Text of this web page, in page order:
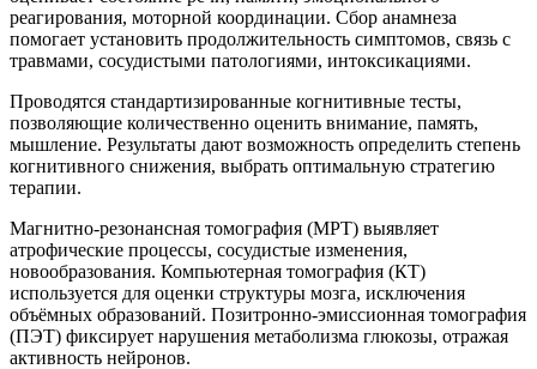
реагирования, моторной координации. Сбор анамнеза
помогает установить продолжительность симптомов, связь с
травмами, сосудистыми патологиями, интоксикациями.
Проводятся стандартизированные когнитивные тесты,
позволяющие количественно оценить внимание, память,
мышление. Результаты дают возможность определить степень
когнитивного снижения, выбрать оптимальную стратегию
терапии.
Магнитно-резонансная томография (МРТ) выявляет
атрофические процессы, сосудистые изменения,
новообразования. Компьютерная томография (КТ)
используется для оценки структуры мозга, исключения
объёмных образований. Позитронно-эмиссионная томография
(ПЭТ) фиксирует нарушения метаболизма глюкозы, отражая
активность нейронов.